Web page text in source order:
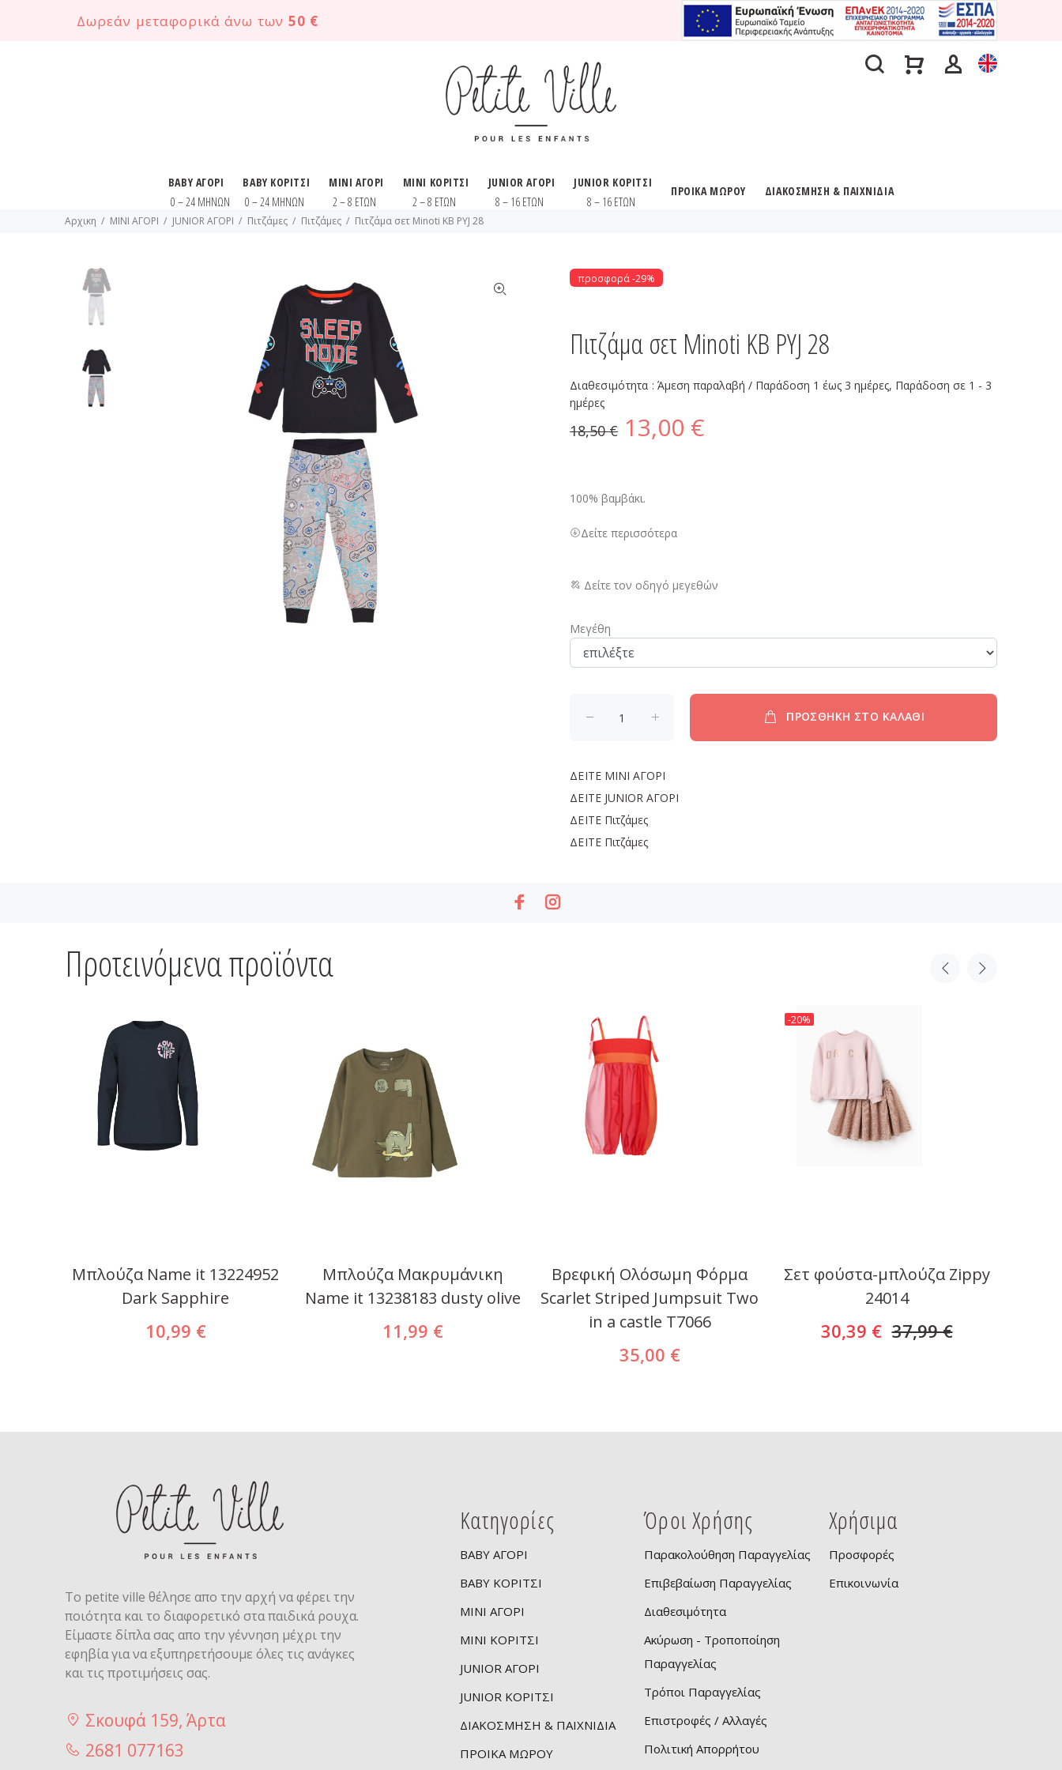
Δωρεάν μεταφορικά άνω των 50 €
BABY ΑΓΟΡΙ
0 – 24 ΜΗΝΩΝ
BABY ΚΟΡΙΤΣΙ
0 – 24 ΜΗΝΩΝ
MINI ΑΓΟΡΙ
2 – 8 ΕΤΩΝ
MINI ΚΟΡΙΤΣΙ
2 – 8 ΕΤΩΝ
JUNIOR ΑΓΟΡΙ
8 – 16 ΕΤΩΝ
JUNIOR ΚΟΡΙΤΣΙ
8 – 16 ΕΤΩΝ
ΠΡΟΙΚΑ ΜΩΡΟΥ ΔΙΑΚΟΣΜΗΣΗ & ΠΑΙΧΝΙΔΙΑ
Αρχικη MINI ΑΓΟΡΙ JUNIOR ΑΓΟΡΙ Πιτζάμες Πιτζάμες Πιτζάμα σετ Minoti KB PYJ 28
προσφορά -29%
Πιτζάμα σετ Minoti KB PYJ 28
Διαθεσιμότητα :Άμεση παραλαβή / Παράδoση 1 έως 3 ημέρες, Παράδοση σε 1 - 3
ημέρες
18,50 € 13,00 €
100% βαμβάκι.
Δείτε περισσότερα
Δείτε τον οδηγό μεγεθών
Μεγέθη
ΠΡΟΣΘΗΚΗ ΣΤΟ ΚΑΛΑΘΙ
ΔΕΙΤΕ MINI ΑΓΟΡΙ
ΔΕΙΤΕ JUNIOR ΑΓΟΡΙ
ΔΕΙΤΕ Πιτζάμες
ΔΕΙΤΕ Πιτζάμες
Προτεινόμενα προϊόντα
Μπλούζα Name it 13224952
Dark Sapphire
10,99 €
Μπλούζα Μακρυμάνικη
Name it 13238183 dusty olive
11,99 €
Βρεφική Ολόσωμη Φόρμα
Scarlet Striped Jumpsuit Two
in a castle T7066
35,00 €
-20%
Σετ φούστα-μπλούζα Zippy
24014
30,39 € 37,99 €
Το petite ville θέλησε απο την αρχή να φέρει την
ποιότητα και το διαφορετικό στα παιδικά ρουχα.
Είμαστε δίπλα σας απο την γέννηση μέχρι την
εφηβία για να εξυπηρετήσουμε όλες τις ανάγκες
και τις προτιμήσεις σας.
Σκουφά 159, Άρτα
2681 077163
Κατηγορίες
BABY ΑΓΟΡΙ
BABY ΚΟΡΙΤΣΙ
MINI ΑΓΟΡΙ
MINI ΚΟΡΙΤΣΙ
JUNIOR ΑΓΟΡΙ
JUNIOR ΚΟΡΙΤΣΙ
ΔΙΑΚΟΣΜΗΣΗ & ΠΑΙΧΝΙΔΙΑ
ΠΡΟΙΚΑ ΜΩΡΟΥ
Όροι Χρήσης
Παρακολούθηση Παραγγελίας
Επιβεβαίωση Παραγγελίας
Διαθεσιμότητα
Ακύρωση - Τροποποίηση
Παραγγελίας
Τρόποι Παραγγελίας
Επιστροφές / Αλλαγές
Πολιτική Απορρήτου
Χρήσιμα
Προσφορές
Επικοινωνία